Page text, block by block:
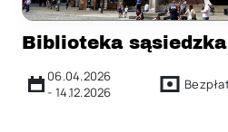
Biblioteka sąsiedzka
06.04.2026
- 14.12.2026